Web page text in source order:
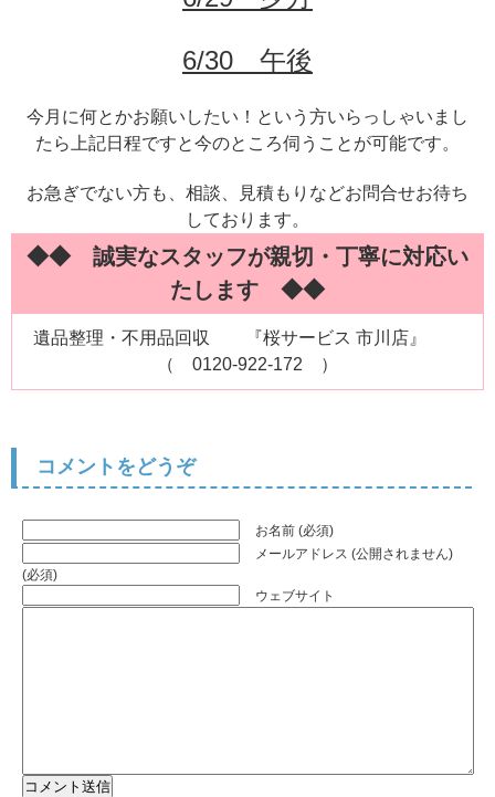
6/30 午後
今月に何とかお願いしたい！という方いらっしゃいまし
たら上記日程ですと今のところ伺うことが可能です。
お急ぎでない方も、相談、見積もりなどお問合せお待ち
しております。
◆◆ 誠実なスタッフが親切・丁寧に対応い
たします ◆◆
遺品整理・不用品回収 『桜サービス 市川店』
（ 0120-922-172 ）
コメントをどうぞ
お名前 (必須)
メールアドレス (公開されません)
(必須)
ウェブサイト